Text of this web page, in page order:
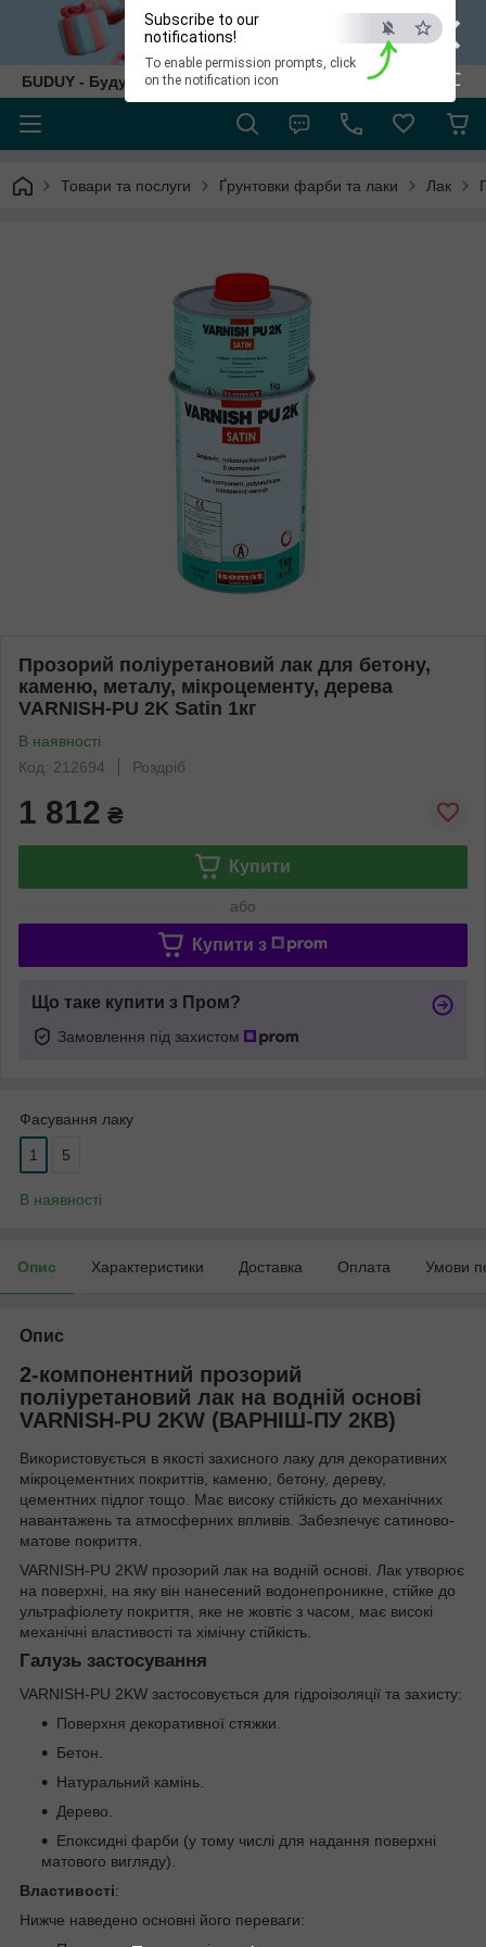
×
ESC
Subscribe to our
notifications!
To enable permission prompts, click
on the notification icon
БUDUY - Будуй як собі!
Товари та послуги Ґрунтовки фарби та лаки Лак
Прозорий поліуретановий лак для бетону,
каменю, металу, мікроцементу, дерева
VARNISH-PU 2K Satin 1кг
В наявності
Код: 212694
Роздріб
1 812 ₴
Купити
або
Купити з
Що таке купити з Пром?
Замовлення під захистом
Фасування лаку
1 5
В наявності
Опис Характеристики Доставка Оплата Умови
Опис
2-компонентний прозорий
поліуретановий лак на водній основі
VARNISH-PU 2KW (ВАРНІШ-ПУ 2КB)
Використовується в якості захисного лаку для декоративних
мікроцементних покриттів, каменю, бетону, дереву,
цементних підлог тощо. Має високу стійкість до механічних
навантажень та атмосферних впливів. Забезпечує сатиново-
матове покриття.
VARNISH-PU 2KW прозорий лак на водній основі. Лак утворює
на поверхні, на яку він нанесений водонепроникне, стійке до
ультрафіолету покриття, яке не жовтіє з часом, має високі
механічні властивості та хімічну стійкість.
Галузь застосування
VARNISH-PU 2KW застосовується для гідроізоляції та захисту:
Поверхня декоративної стяжки.
Бетон.
Натуральний камінь.
Дерево.
Епоксидні фарби (у тому числі для надання поверхні
матового вигляду).
Властивості:
Нижче наведено основні його переваги: